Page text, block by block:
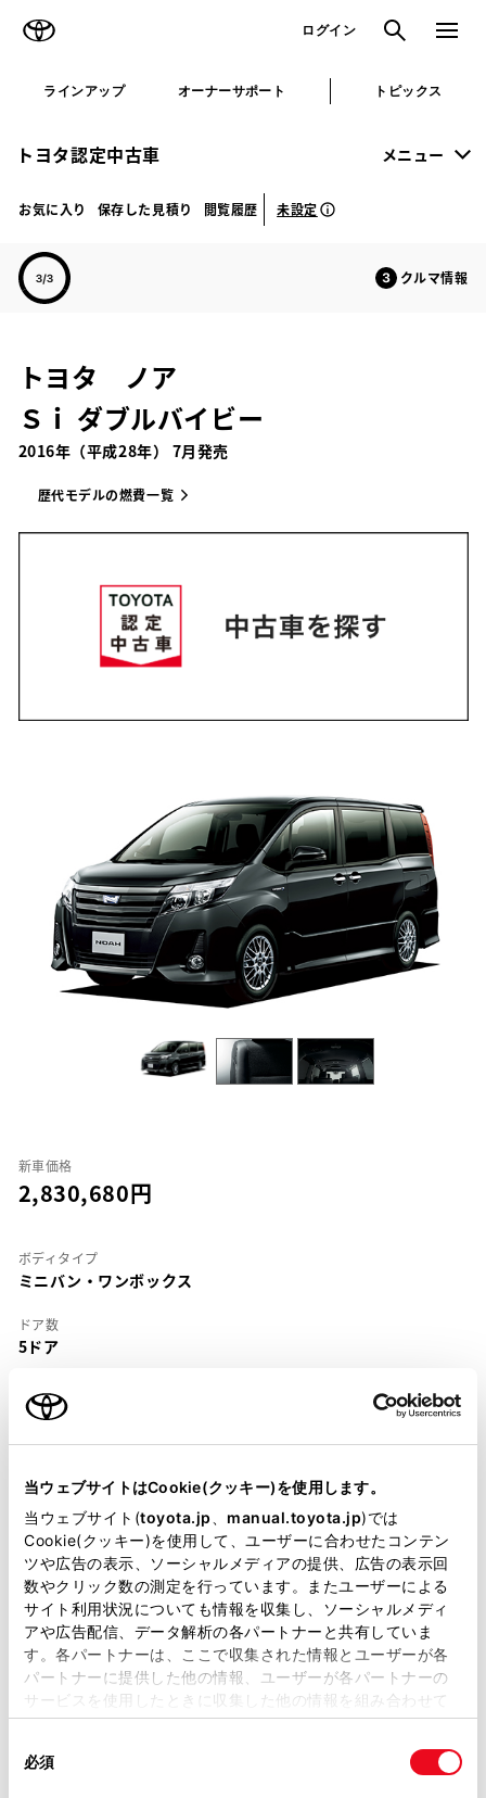
当ウェブサイトはCookie(クッキー)を使用します。
当ウェブサイト(toyota.jp manual.toyota.jp)では
Cookie(クッキー)を使用して、ユーザーに合わせたコンテン
ツや広告の表示、ソーシャルメディアの提供、広告の表示回
数やクリック数の測定を行っています。またユーザーによる
サイト利用状況についても情報を収集し、ソーシャルメディ
アや広告配信、データ解析の各パートナーと共有していま
す。各パートナーは、ここで収集された情報とユーザーが各
パートナーに提供した他の情報、ユーザーが各パートナーの
サービスを使用したときに収集した他の情報を組み合わせて
使用することがあります。当ウェブサイトの使用を続行する
必須
ログイン 検索 メニュ
ラインアップ オーナーサポート トピックス
トヨタ認定中古車 メニュー
お気に入り 保存した見積り 閲覧履歴 未設定
クルマ情報
トヨタ ノア
Ｓｉ ダブルバイビー
2016年（平成28年） 7月発売
歴代モデルの燃費一覧
新車価格
2,830,680
ボディタイプ
ミニバン・ワンボックス
ドア数
5ドア
乗車定員
7名
DBA-ZRR80W
全長×全幅×全高
4710×1730×1825mm
ホイールベース ※1
2850mm
トレッド前／後
1500/1480mm
室内長×室内幅×室内高